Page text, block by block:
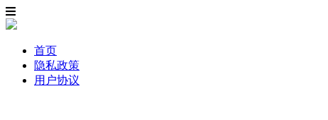
首页
隐私政策
用户协议